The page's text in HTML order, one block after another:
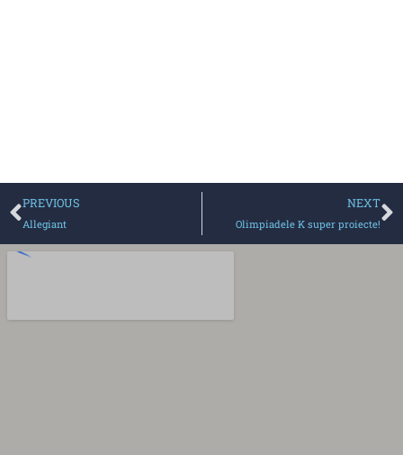
PREVIOUS
Allegiant
NEXT
Olimpiadele K super proiecte!